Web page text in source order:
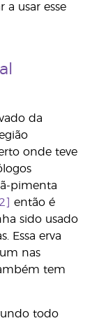
a usar esse
da
onde teve
pimenta
[2]
então é
sido usado
Essa erva
nas
tem
todo